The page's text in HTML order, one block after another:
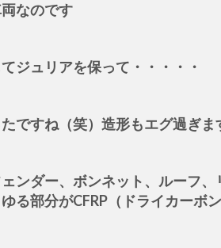
なのです
ジュリアを保って・・・・・
ですね（笑）造形もエグ過ぎま
ンダー、ボンネット、ルーフ
る部分がCFRP（ドライカーボ